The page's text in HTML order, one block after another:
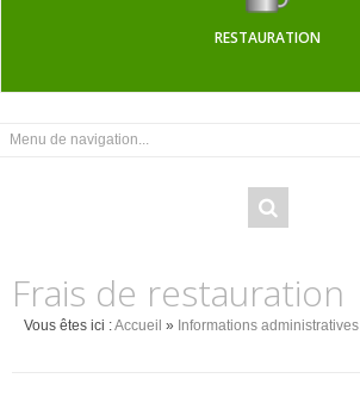
RESTAURATION
Frais de restauration
Vous êtes ici :Accueil » Informations administratives